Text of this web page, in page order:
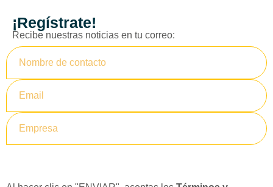
¡Regístrate!
Recibe nuestras noticias en tu correo: